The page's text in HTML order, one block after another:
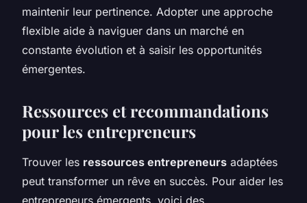
maintenir leur pertinence. Adopter une approche
flexible aide à naviguer dans un marché en
constante évolution et à saisir les opportunités
émergentes.
Ressources et recommandations
pour les entrepreneurs
Trouver les ressources entrepreneurs adaptées
peut transformer un rêve en succès. Pour aider les
entrepreneurs émergents, voici des